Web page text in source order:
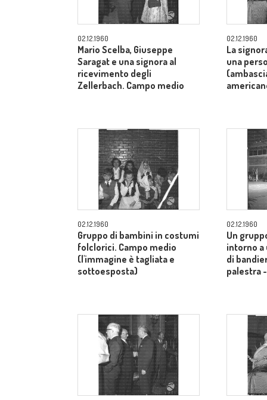
02.12.1960
Mario Scelba, Giuseppe
Saragat e una signora al
ricevimento degli
Zellerbach. Campo medio
02.12.1960
La
una
02.12.1960
Gruppo di bambini in costumi
folclorici. Campo medio
(l'immagine è tagliata e
sottoesposta)
02.12.1960
Un
intorno a
di
palestra